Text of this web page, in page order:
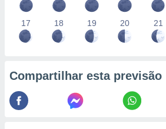
17 18 19 20 21
Compartilhar esta previsão